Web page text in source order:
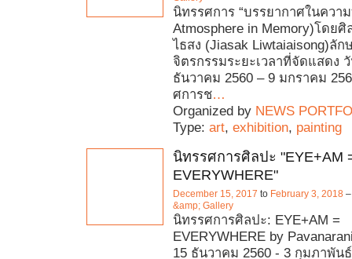
นิทรรศการ “บรรยากาศในความ
Atmosphere in Memory)โดย
ไธสง (Jiasak Liwtaiaisong)ลั
จิตรกรรมระยะเวลาที่จัดแสดง
ธันวาคม 2560 – 9 มกราคม
ศการช…
Organized by NEWS
Type: art, exhibition, painting
นิทรรศการศิลปะ "EYE+AM
EVERYWHERE"
December 15, 2017 to February 3, 2018
&amp; Gallery
นิทรรศการศิลปะ: EYE+AM =
EVERYWHERE by
15 ธันวาคม 2560 - 3 กุมภาพัน